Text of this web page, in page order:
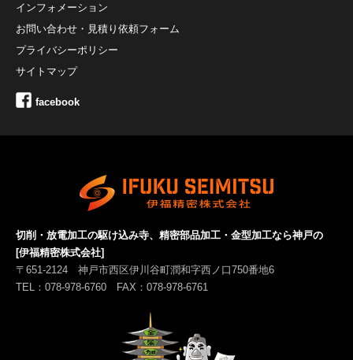
インフォメーション
お問い合わせ・見積り依頼フォーム
プライバシーポリシー
サイトマップ
facebook
切削・放電加工の駆け込み寺、精密部品加工・金型加工なら神戸の
[伊福精密株式会社]
〒651-2124 神戸市西区伊川谷町潤和字西ノ口750番地6
TEL：078-978-6760 FAX：078-978-6761